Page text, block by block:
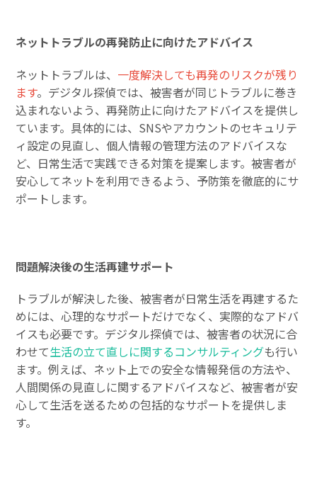
ネットトラブルの再発防止に向けたアドバイス
ネットトラブルは、 一度解決しても再発のリスクが残り
ます。デジタル探偵では、被害者が同じトラブルに巻き
込まれないよう、再発防止に向けたアドバイスを提供し
ています。具体的には、SNSやアカウントのセキュリテ
ィ設定の見直し、個人情報の管理方法のアドバイスな
ど、日常生活で実践できる対策を提案します。被害者が
安心してネットを利用できるよう、予防策を徹底的にサ
ポートします。
問題解決後の生活再建サポート
トラブルが解決した後、被害者が日常生活を再建するた
めには、心理的なサポートだけでなく、実際的なアドバ
イスも必要です。デジタル探偵では、被害者の状況に合
わせて生活の立て直しに関するコンサルティングも行い
ます。例えば、ネット上での安全な情報発信の方法や、
人間関係の見直しに関するアドバイスなど、被害者が安
心して生活を送るための包括的なサポートを提供しま
す。